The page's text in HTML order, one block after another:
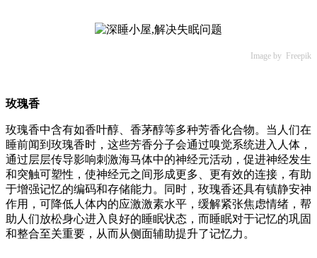
Image by Freepik
玫瑰香
玫瑰香中含有如香叶醇、香茅醇等多种芳香化合物。当人们在
睡前闻到玫瑰香时，这些芳香分子会通过嗅觉系统进入人体，
通过层层传导影响刺激海马体中的神经元活动，促进神经发生
和突触可塑性，使神经元之间形成更多、更有效的连接，有助
于增强记忆的编码和存储能力。同时，玫瑰香还具有镇静安神
作用，可降低人体内的应激激素水平，缓解紧张焦虑情绪，帮
助人们放松身心进入良好的睡眠状态，而睡眠对于记忆的巩固
和整合至关重要，从而从侧面辅助提升了记忆力。